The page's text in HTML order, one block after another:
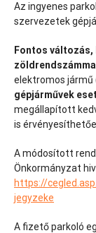
Az ingyenes
szervezetek
Fontos
elektromos jármű
gépjárművek
megállapított
is
A módosított
Önkormányzat
https://
jegyzeke
A fizető parkoló